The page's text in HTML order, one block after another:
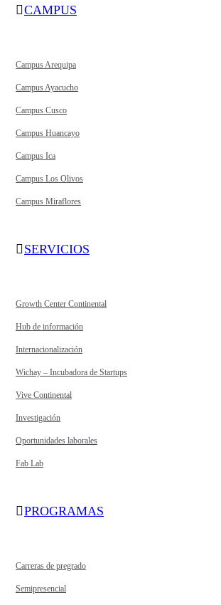
CAMPUS
Campus Arequipa
Campus Ayacucho
Campus Cusco
Campus Huancayo
Campus Ica
Campus Los Olivos
Campus Miraflores
SERVICIOS
Growth Center Continental
Hub de información
Internacionalización
Wichay – Incubadora de Startups
Vive Continental
Investigación
Oportunidades laborales
Fab Lab
PROGRAMAS
Carreras de pregrado
Semipresencial